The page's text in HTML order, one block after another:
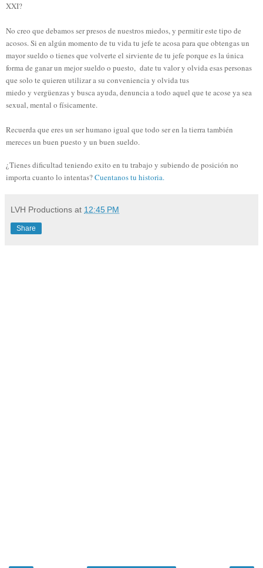
XXI?
No creo que debamos ser presos de nuestros miedos, y permitir este tipo de
acosos. Si en algún momento de tu vida tu jefe te acosa para que obtengas un
mayor sueldo o tienes que volverte el sirviente de tu jefe porque es la única
forma de ganar un mejor sueldo o puesto, date tu valor y olvida esas personas
que solo te quieren utilizar a su conveniencia y olvida tus
miedo y vergüenzas y busca ayuda, denuncia a todo aquel que te acose ya sea
sexual, mental o físicamente.
Recuerda que eres un ser humano igual que todo ser en la tierra también
mereces un buen puesto y un buen sueldo.
¿Tienes dificultad teniendo exito en tu trabajo y subiendo de posición no
importa cuanto lo intentas?Cuentanos tu historia.
LVH Productions at 12:45 PM
Share